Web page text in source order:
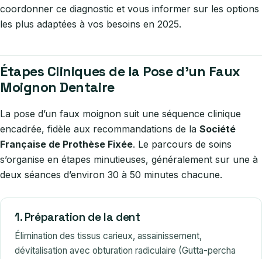
coordonner ce diagnostic et vous informer sur les options
les plus adaptées à vos besoins en 2025.
Étapes Cliniques de la Pose d’un Faux
Moignon Dentaire
La pose d’un faux moignon suit une séquence clinique
encadrée, fidèle aux recommandations de la Société
Française de Prothèse Fixée. Le parcours de soins
s’organise en étapes minutieuses, généralement sur une à
deux séances d’environ 30 à 50 minutes chacune.
1. Préparation de la dent
Élimination des tissus carieux, assainissement,
dévitalisation avec obturation radiculaire (Gutta-percha